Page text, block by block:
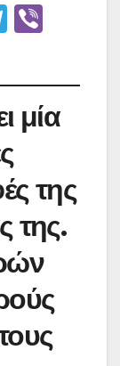
T
e
gr
a
m
er
μία
της
της.